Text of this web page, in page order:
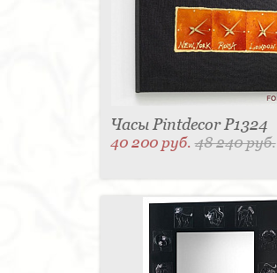
Часы Pintdecor P1324
40 200 руб.48 240 руб.